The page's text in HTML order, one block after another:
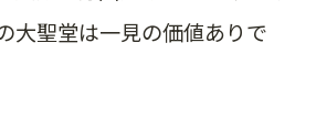
大聖堂は一見の価値ありで